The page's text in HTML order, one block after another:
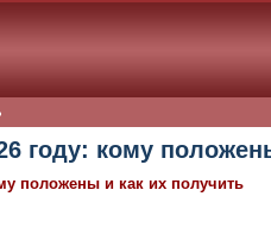
году: кому
положены и как их получить